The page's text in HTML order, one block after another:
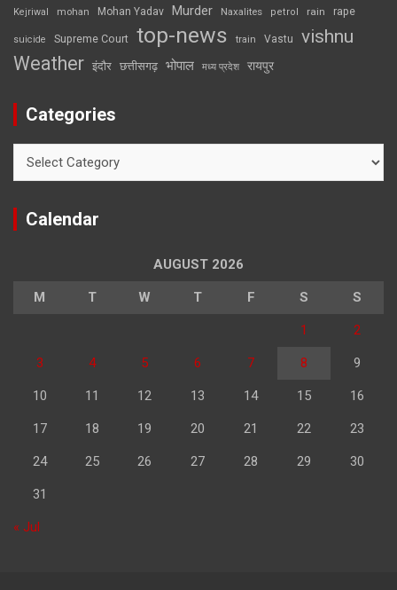
Kejriwal mohan Mohan Yadav Murder Naxalites petrol rain rape
suicide Supreme Court top-news train Vastu vishnu
Weather इंदौर छत्तीसगढ़ भोपाल मध्य प्रदेश रायपुर
Categories
Calendar
AUGUST 2026
M T W T F S S
1 2
3 4 5 6 7 8 9
10 11 12 13 14 15 16
17 18 19 20 21 22 23
24 25 26 27 28 29 30
31
« Jul